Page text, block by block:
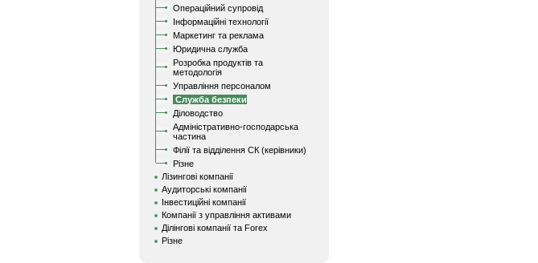
Операційний супровід
Інформаційні технології
Маркетинг та реклама
Юридична служба
Розробка продуктів та
методологія
Управління персоналом
Служба безпеки
Діловодство
Адміністративно-господарська
частина
Філії та відділення СК (керівники)
Різне
Лізингові компанії
Аудиторські компанії
Інвестиційні компанії
Компанії з управління активами
Ділінгові компанії та Forex
Різне